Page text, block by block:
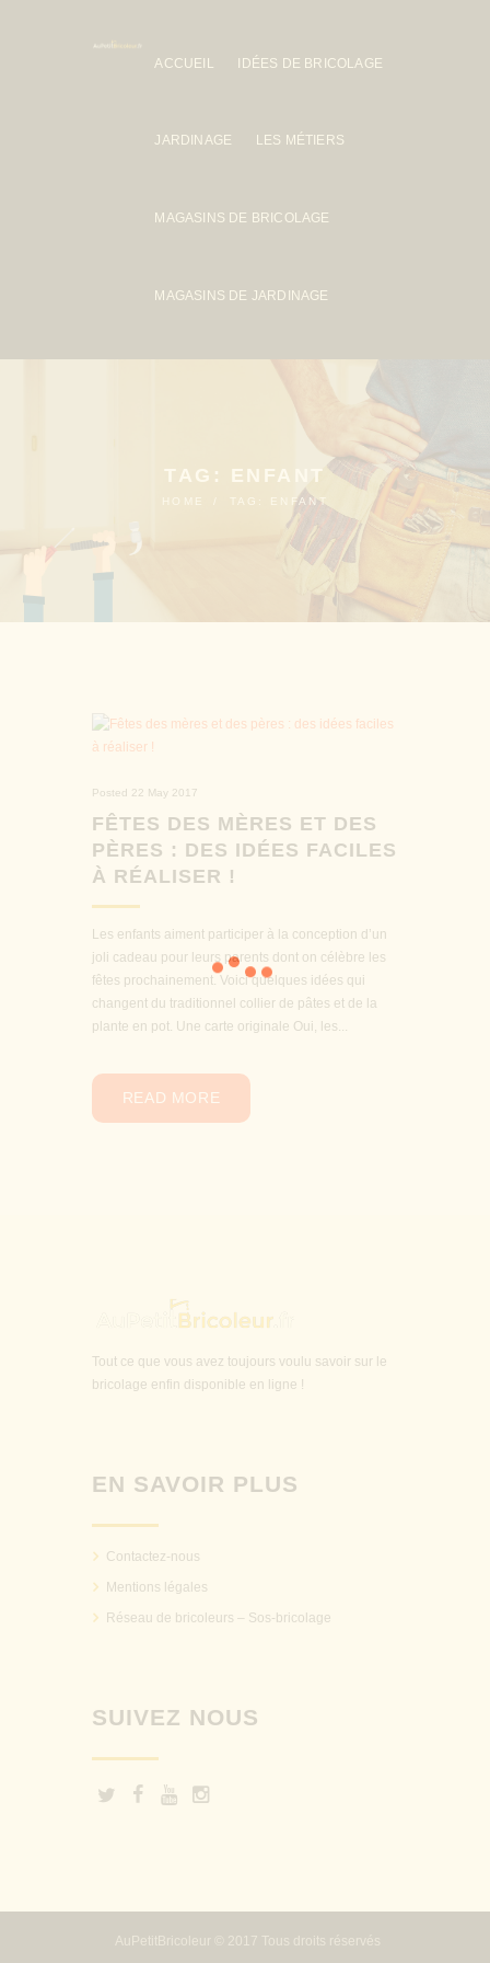
ACCUEIL IDÉES DE BRICOLAGE
JARDINAGE LES MÉTIERS
MAGASINS DE BRICOLAGE
MAGASINS DE JARDINAGE
TAG: ENFANT
HOME TAG: ENFANT
Posted 22 May 2017
FÊTES DES MÈRES ET DES
PÈRES : DES IDÉES FACILES
À RÉALISER !
Les enfants aiment participer à la conception d’un
joli cadeau pour leurs parents dont on célèbre les
fêtes prochainement. Voici quelques idées qui
changent du traditionnel collier de pâtes et de la
plante en pot. Une carte originale Oui, les...
READ MORE
Tout ce que vous avez toujours voulu savoir sur le
bricolage enfin disponible en ligne !
EN SAVOIR PLUS
Contactez-nous
Mentions légales
Réseau de bricoleurs – Sos-bricolage
SUIVEZ NOUS
AuPetitBricoleur © 2017 Tous droits réservés